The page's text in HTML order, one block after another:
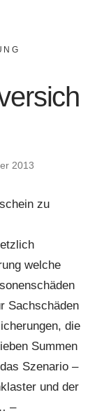
2013
zu
welche
Sachschäden
die
Summen
Szenario –
und der
–